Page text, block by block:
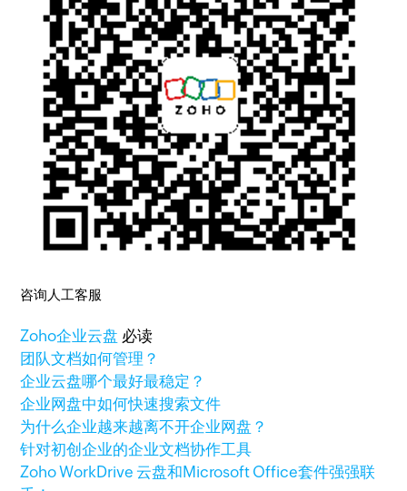
咨询人工客服
Zoho企业云盘 必读
团队文档如何管理？
企业云盘哪个最好最稳定？
企业网盘中如何快速搜索文件
为什么企业越来越离不开企业网盘？
针对初创企业的企业文档协作工具
Zoho WorkDrive 云盘和Microsoft Office套件强强联